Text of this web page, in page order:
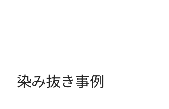
染み抜き事例